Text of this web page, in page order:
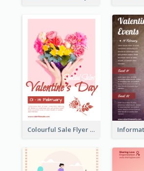
Colourful Sale Flyer Of Valentine Day With Photo